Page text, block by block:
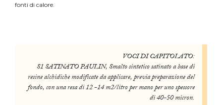
fonti di calore.
VOCI DI CAPITOLATO:
S1 SATINATO PAULIN, Smalto sintetico satinato a base di
resine alchidiche modificate da applicare, previa preparazione del
fondo, con una resa di 12 -14 m2/litro per mano per uno spessore
di 40-50 micron.